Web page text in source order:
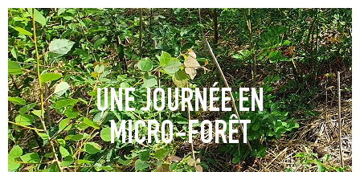
UNE JOURNÉE EN
MICRO-FORÊT